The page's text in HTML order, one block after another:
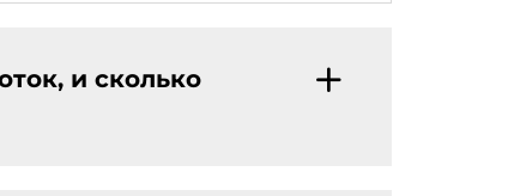
и сколько